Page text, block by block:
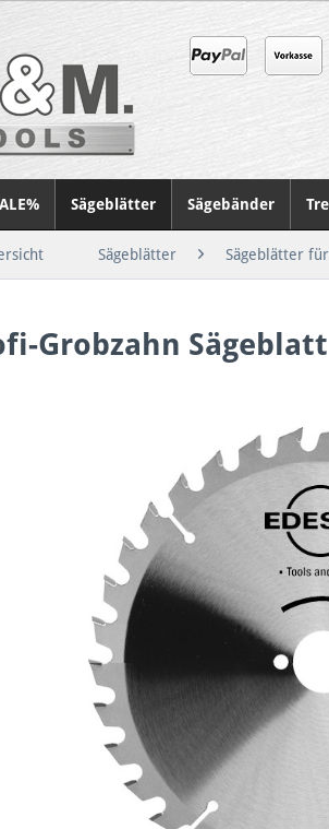
Sägeblätter Sägebänder
Sägeblätter Sägeblätter
Grobzahn